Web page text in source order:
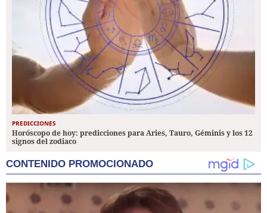
PREDICCIONES
Horóscopo de hoy: predicciones para Aries, Tauro, Géminis y los 12
signos del zodiaco
CONTENIDO PROMOCIONADO